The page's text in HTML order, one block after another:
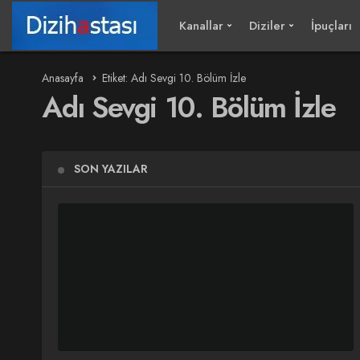
Kanallar Diziler İpuçları
Anasayfa Etiket: Adı Sevgi 10. Bölüm İzle
Adı Sevgi 10. Bölüm İzle
SON YAZILAR